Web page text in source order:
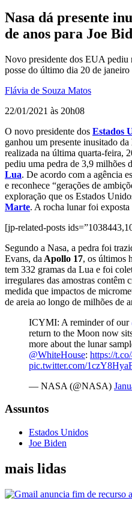
Nasa dá presente
de anos para Joe
Novo presidente dos EUA pediu
posse do último dia 20 de janeiro
Flávia de Souza Matos
22/01/2021 às 20h08
O novo presidente dos Estados
ganhou um presente inusitado da
realizada na última quarta-feira,
pediu uma pedra de 3,9 milhões
Lua. De acordo com a agência
e reconhece “gerações de
exploração que os Estados
Marte. A rocha lunar foi
[jp-related-posts
Segundo a Nasa, a pedra foi
Evans, da Apollo 17, os últimos
tem 332 gramas da Lua e foi
irregulares das amostras contêm
medida que impactos de
de areia ao longo de milhões de
ICYMI: A reminder of our
return to the Moon now
more about the lunar
@WhiteHouse: https://
pic.twitter.com/
— NASA (@NASA)
Assuntos
Estados Unidos
Joe Biden
mais lidas